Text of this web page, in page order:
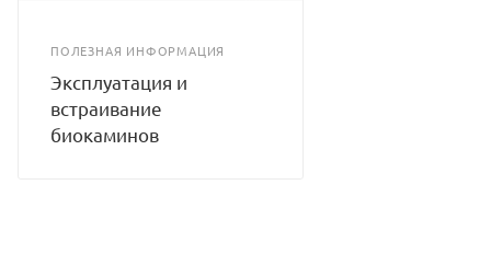
ПОЛЕЗНАЯ ИНФОРМАЦИЯ
Эксплуатация и
встраивание
биокаминов